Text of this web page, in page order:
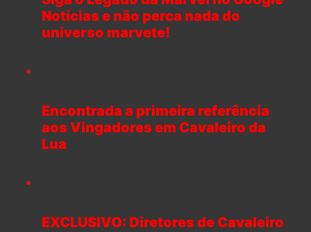
Notícias e não perca nada do
universo marvete!
Encontrada a primeira referência
aos Vingadores em Cavaleiro da
Lua
EXCLUSIVO: Diretores de Cavaleiro